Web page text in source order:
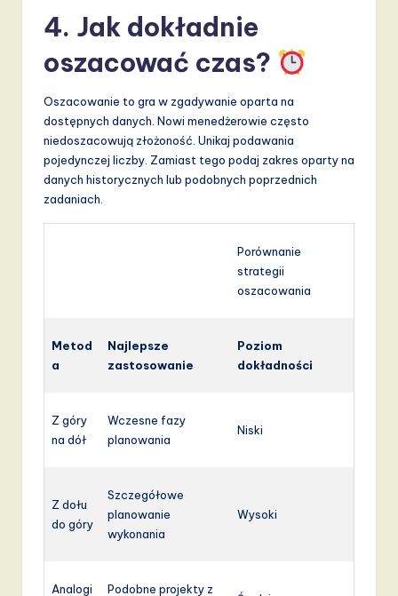
4. Jak dokładnie
oszacować czas?
Oszacowanie to gra w zgadywanie oparta na
dostępnych danych. Nowi menedżerowie często
niedoszacowują złożoność. Unikaj podawania
pojedynczej liczby. Zamiast tego podaj zakres oparty na
danych historycznych lub podobnych poprzednich
zadaniach.
Porównanie
strategii
oszacowania
Metod
a
Najlepsze
zastosowanie
Poziom
dokładności
Z góry
na dół
Wczesne fazy
planowania
Niski
Z dołu
do góry
Szczegółowe
planowanie
wykonania
Wysoki
Analogi
Podobne projekty z